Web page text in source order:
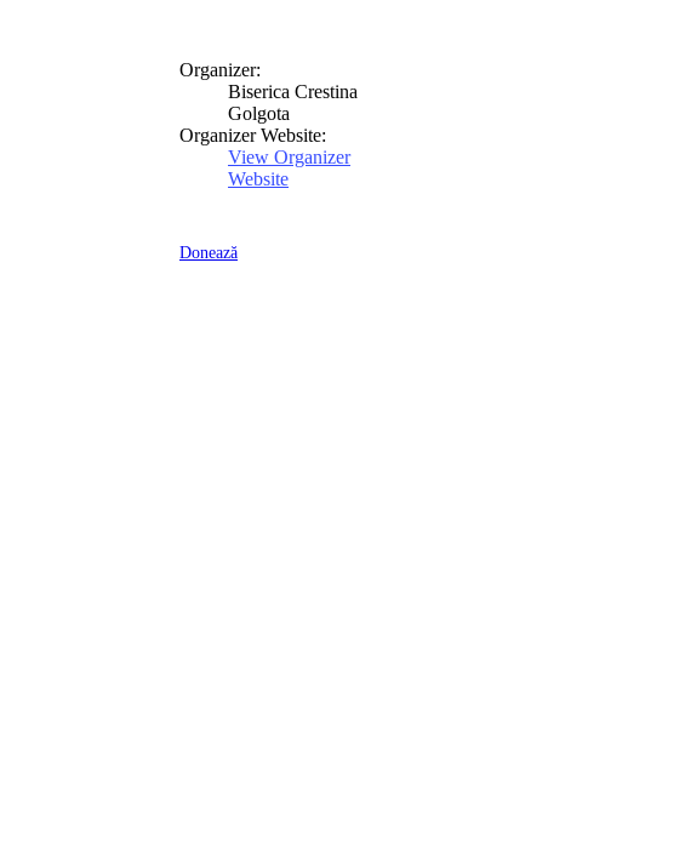
Organizer:
Biserica Crestina
Golgota
Organizer Website:
View Organizer
Website
Donează